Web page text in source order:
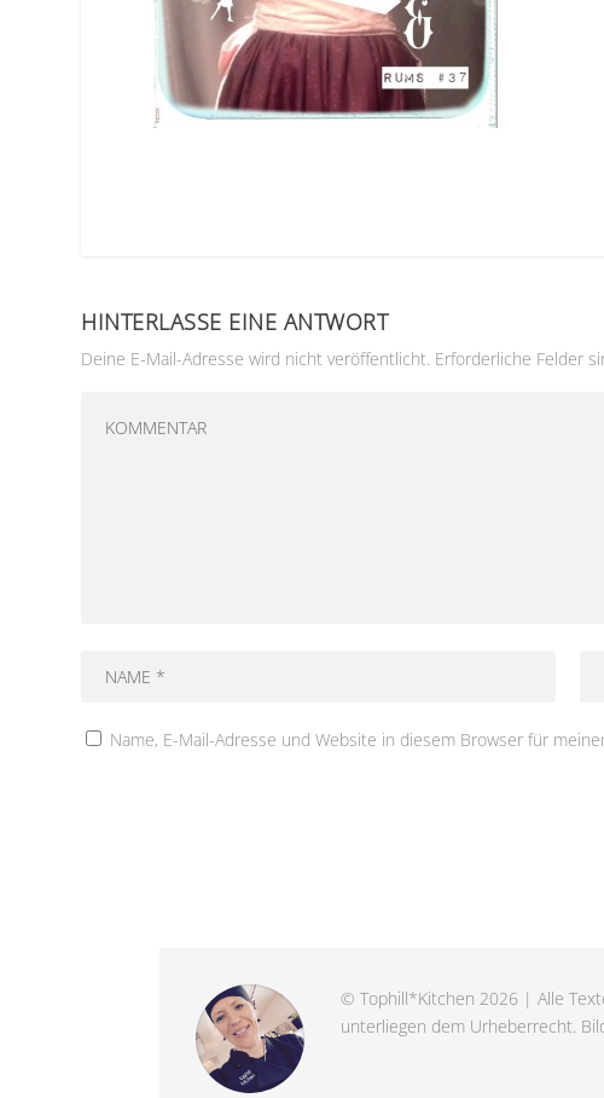
HINTERLASSE EINE ANTWORT
Deine E-Mail-Adresse wird nicht veröffentlicht. Erforderliche Felder
Name, E-Mail-Adresse und Website in diesem Browser für
© Tophill*Kitchen 2026 | Alle
unterliegen dem Urheberrecht.